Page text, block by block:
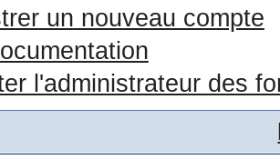
un nouveau compte
l'administrateur des